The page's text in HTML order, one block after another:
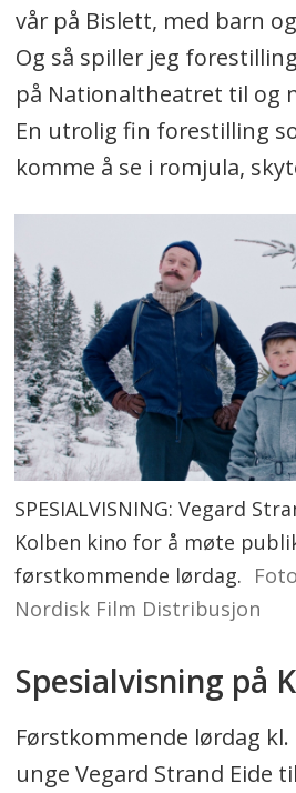
vår på Bislett, med barn
Og så spiller jeg
på Nationaltheatret til og
En utrolig fin forestilling
komme å se i romjula,
SPESIALVISNING: Vegard
Kolben kino for å møte
førstkommende lørdag.
Nordisk Film Distribusjon
Spesialvisning på
Førstkommende lørdag
unge Vegard Strand Eide